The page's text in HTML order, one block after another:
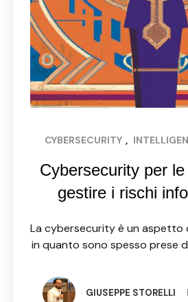
CYBERSECURITY ,
Cybersecurity per
gestire i rischi
La cybersecurity è un aspetto
in quanto sono spesso prese
sofisticate rispetto alle grandi
pone …
GIUSEPPE STORELLI